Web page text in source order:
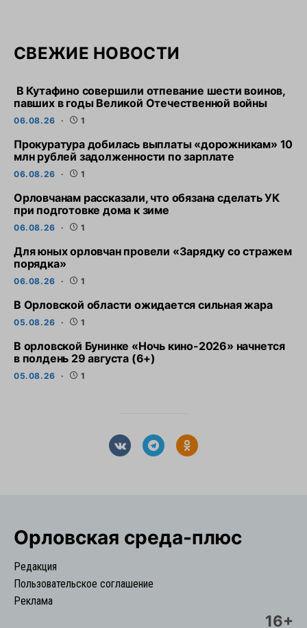
СВЕЖИЕ НОВОСТИ
В Кутафино совершили отпевание шести воинов,
павших в годы Великой Отечественной войны
06.08.26 1
Прокуратура добилась выплаты «дорожникам» 10
млн рублей задолженности по зарплате
06.08.26 1
Орловчанам рассказали, что обязана сделать УК
при подготовке дома к зиме
06.08.26 1
Для юных орловчан провели «Зарядку со стражем
порядка»
06.08.26 1
В Орловской области ожидается сильная жара
05.08.26 1
В орловской Бунинке «Ночь кино-2026» начнется
в полдень 29 августа (6+)
05.08.26 1
Орловская cреда-плюс
Редакция
Пользовательское соглашение
Реклама
16+